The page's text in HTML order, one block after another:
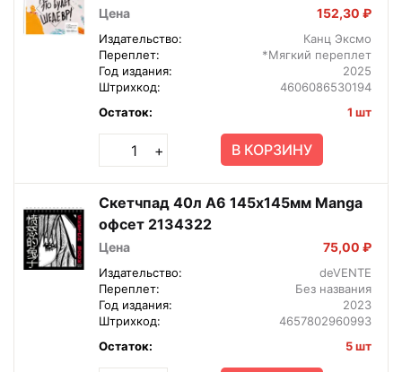
Спираль СП20195
Цена 152,30 ₽
Издательство:
Канц Эксмо
Переплет:
*Мягкий переплет
Год издания:
2025
Штрихкод:
4606086530194
Остаток:
1 шт
+ В КОРЗИНУ
Скетчпад 40л А6 145х145мм Manga
офсет 2134322
Цена 75,00 ₽
Издательство:
deVENTE
Переплет:
Без названия
Год издания:
2023
Штрихкод:
4657802960993
Остаток:
5 шт